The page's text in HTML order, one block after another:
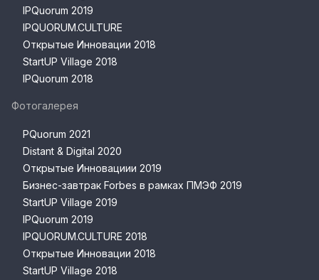
IPQuorum 2019
IPQUORUM.CULTURE
Открытые Инновации 2018
StartUP Village 2018
IPQuorum 2018
Фотогалерея
PQuorum 2021
Distant & Digital 2020
Открытые Инновациии 2019
Бизнес-завтрак Forbes в рамках ПМЭФ 2019
StartUP Village 2019
IPQuorum 2019
IPQUORUM.CULTURE 2018
Открытые Инновации 2018
StartUP Village 2018